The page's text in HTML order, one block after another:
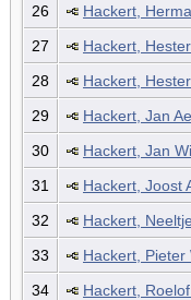
26
Hackert,
27
Hackert,
28
Hackert,
29
Hackert, Jan
30
Hackert, Jan
31
Hackert, Joost
32
Hackert,
33
Hackert, Pieter
34
Hackert,